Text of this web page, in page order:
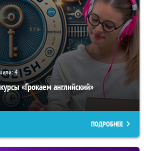
4
«Грокаем английский»
ПОДРОБНЕЕ